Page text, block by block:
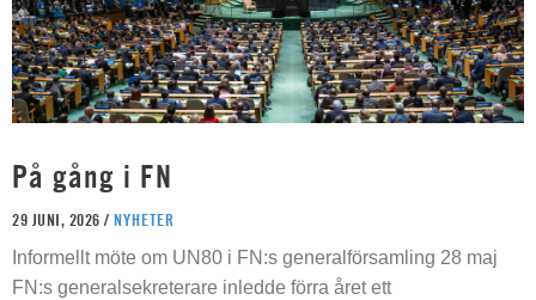
På gång i FN
29 JUNI, 2026 / NYHETER
Informellt möte om UN80 i FN:s generalförsamling 28 maj
FN:s generalsekreterare inledde förra året ett